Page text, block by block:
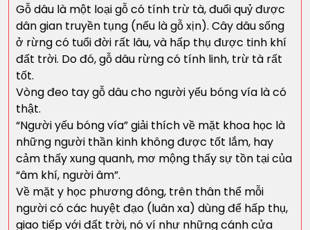
Gỗ dâu là một loại gỗ có tính trừ tà, đuổi quỷ được
dân gian truyền tụng (nếu là gỗ xịn). Cây dâu sống
ở rừng có tuổi đời rất lâu, và hấp thụ được tinh khí
đất trời. Do đó, gỗ dâu rừng có tính linh, trừ tà rất
tốt.
Vòng đeo tay gỗ dâu cho người yếu bóng vía là có
thật.
“Người yếu bóng vía” giải thích về mặt khoa học là
những người thần kinh không được tốt lắm, hay
cảm thấy xung quanh, mơ mộng thấy sự tồn tại của
“âm khí, người âm”.
Về mặt y học phương đông, trên thân thể mỗi
người có các huyệt đạo (luân xa) dùng để hấp thụ,
giao tiếp với đất trời, nó ví như những cánh cửa